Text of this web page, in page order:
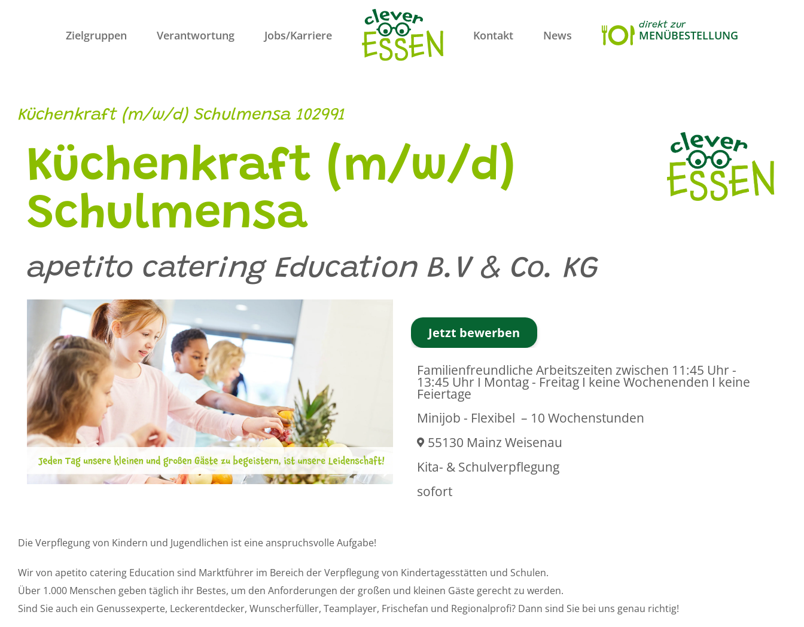
Zielgruppen Verantwortung Jobs/Karriere Kontakt News
direkt zur
MENÜBESTELLUNG
Küchenkraft (m/w/d) Schulmensa 102991
Küchenkraft (m/w/d)
Schulmensa
apetito catering Education B.V & Co. KG
Jetzt bewerben
Familienfreundliche Arbeitszeiten zwischen 11:45 Uhr -
13:45 Uhr I Montag - Freitag I keine Wochenenden I keine
Feiertage
Minijob - Flexibel– 10 Wochenstunden
55130 Mainz Weisenau
Kita- & Schulverpflegung
sofort
Die Verpflegung von Kindern und Jugendlichen ist eine anspruchsvolle Aufgabe!
Wir von apetito catering Education sind Marktführer im Bereich der Verpflegung von Kindertagesstätten und Schulen.
Über 1.000 Menschen geben täglich ihr Bestes, um den Anforderungen der großen und kleinen Gäste gerecht zu werden.
Sind Sie auch ein Genussexperte, Leckerentdecker, Wunscherfüller, Teamplayer, Frischefan und Regionalprofi? Dann sind Sie bei uns genau richtig!